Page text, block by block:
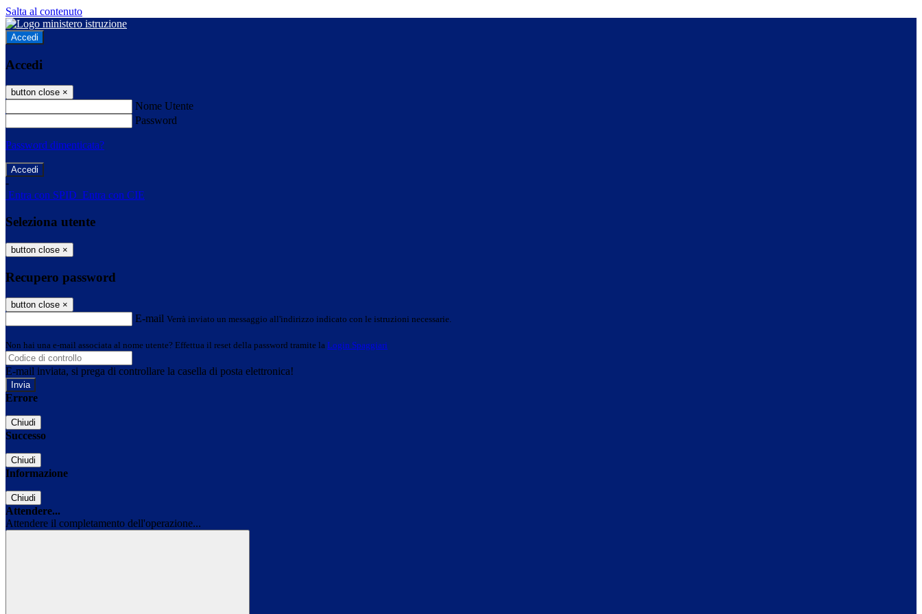
Salta al contenuto
Accedi
Accedi
button close ×
Nome Utente
Password
Password dimenticata?
-
Entra con SPID Entra con CIE
Seleziona utente
button close ×
Recupero password
button close ×
E-mail Verrà inviato un messaggio all'indirizzo indicato con le istruzioni necessarie.
Non hai una e-mail associata al nome utente? Effettua il reset della password tramite la Login Spaggiari
E-mail inviata, si prega di controllare la casella di posta elettronica!
Errore
Chiudi
Successo
Chiudi
Informazione
Chiudi
Attendere...
Attendere il completamento dell'operazione...